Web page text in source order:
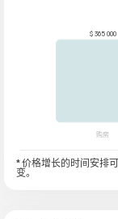
* 价格增长的时间安排
变。